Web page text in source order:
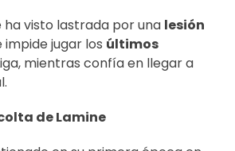
ha visto lastrada por una lesión
impide jugar los últimos
mientras confía en llegar a
de Lamine